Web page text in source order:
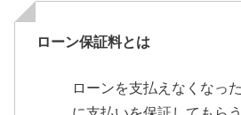
ローン保証料とは
ローンを支払えなくなっ